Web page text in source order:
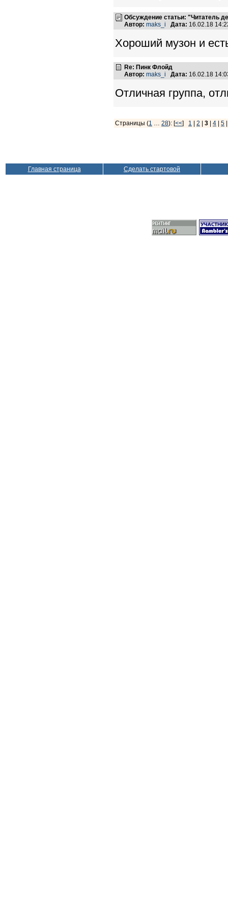
Обсуждение статьи: "Читатель
Автор: maks_i Дата: 16.02.18
Хороший музон и
Re: Пинк Флойд
Автор: maks_i Дата: 16.02.18
Отличная группа,
Страницы (1 28): [<<] 1 | 2 | 3 | 4 | 5
Главная страница Сделать стартовой